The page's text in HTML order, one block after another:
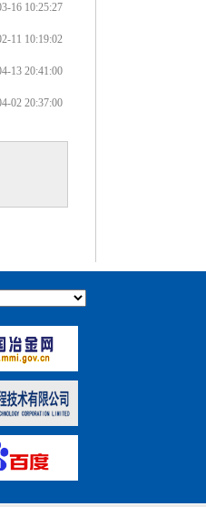
16 10:25:27
11 10:19:02
13 20:41:00
02 20:37:00